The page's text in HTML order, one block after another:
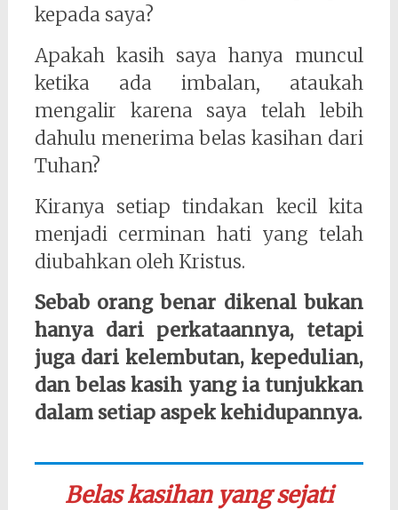
kepada saya?
Apakah kasih saya hanya muncul
ketika ada imbalan, ataukah
mengalir karena saya telah lebih
dahulu menerima belas kasihan dari
Tuhan?
Kiranya setiap tindakan kecil kita
menjadi cerminan hati yang telah
diubahkan oleh Kristus.
Sebab orang benar dikenal bukan
hanya dari perkataannya, tetapi
juga dari kelembutan, kepedulian,
dan belas kasih yang ia tunjukkan
dalam setiap aspek kehidupannya.
Belas kasihan yang sejati